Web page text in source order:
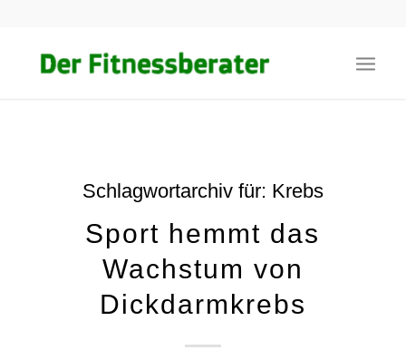
Schlagwortarchiv für: Krebs
Sport hemmt das
Wachstum von
Dickdarmkrebs